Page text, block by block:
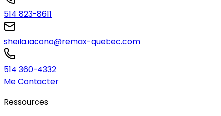
514 823-8611
sheila.iacono@remax-quebec.com
514 360-4332
Me Contacter
Ressources